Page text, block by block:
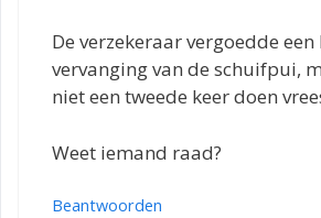
De verzekeraar vergoedde een
vervanging van de schuifpui,
niet een tweede keer doen
Weet iemand raad?
Beantwoorden